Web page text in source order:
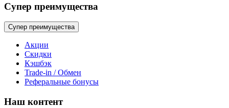
Супер преимущества
Супер преимущества
Акции
Скидки
Кэшбэк
Trade-in / Обмен
Реферальные бонусы
Наш контент